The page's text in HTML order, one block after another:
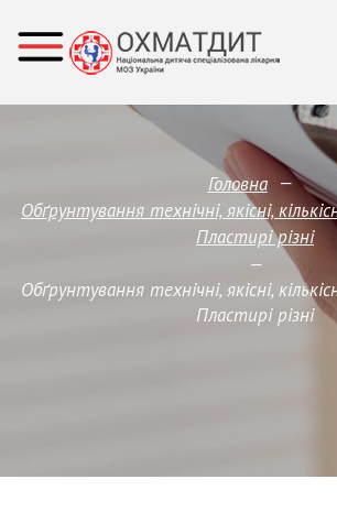
Головна —
Обґрунтування технічні, якісні,
Пластирі різні
—
Обґрунтування технічні, якісні,
Пластирі різні